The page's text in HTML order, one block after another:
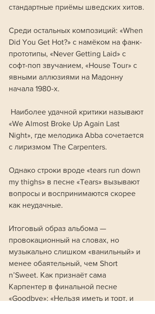
стандартные приёмы шведских хитов.
Среди остальных композиций: «When
Did You Get Hot?» с намёком на фанк-
прототипы, «Never Getting Laid» с
софт-поп звучанием, «House Tour» с
явными аллюзиями на Мадонну
начала 1980-х.
«We Almost Broke Up Again Last
Night», где мелодика Abba сочетается
с лиризмом The Carpenters.
Однако строки вроде «tears run down
my thighs» в песне «Tears» вызывают
вопросы и воспринимаются скорее
как неудачные.
Итоговый образ альбома —
провокационный на словах, но
музыкально слишком «ванильный» и
менее обаятельный, чем Short
n’Sweet. Как признаёт сама
Карпентер в финальной песне
«Goodbye»: «Нельзя иметь и торт, и